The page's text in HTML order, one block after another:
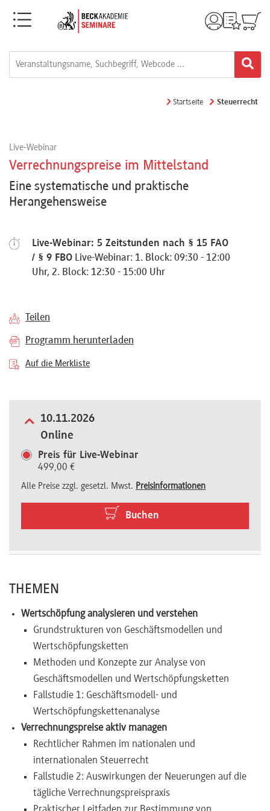
Menü
Learnings
Kontakt
Über
uns
Preisvorteile
Startseite Steuerrecht
Live-Webinar
Verrechnungspreise im Mittelstand
Eine systematische und praktische
Herangehensweise
Live-Webinar: 5 Zeitstunden nach § 15 FAO
/ § 9 FBO Live-Webinar: 1. Block: 09:30 - 12:00
Uhr, 2. Block: 12:30 - 15:00 Uhr
Teilen
Programm herunterladen
Auf die Merkliste
10.11.2026
Online
Preis für Live-Webinar
499,00 €
Alle Preise zzgl. gesetzl. Mwst. Preisinformationen
Buchen
THEMEN
Wertschöpfung analysieren und verstehen
Grundstrukturen von Geschäftsmodellen und
Wertschöpfungsketten
Methoden und Konzepte zur Analyse von
Geschäftsmodellen und Wertschöpfungsketten
Fallstudie 1: Geschäftsmodell- und
Wertschöpfungskettenanalyse
Verrechnungspreise aktiv managen
Rechtlicher Rahmen im nationalen und
internationalen Steuerrecht
Fallstudie 2: Auswirkungen der Neuerungen auf die
tägliche Verrechnungspreispraxis